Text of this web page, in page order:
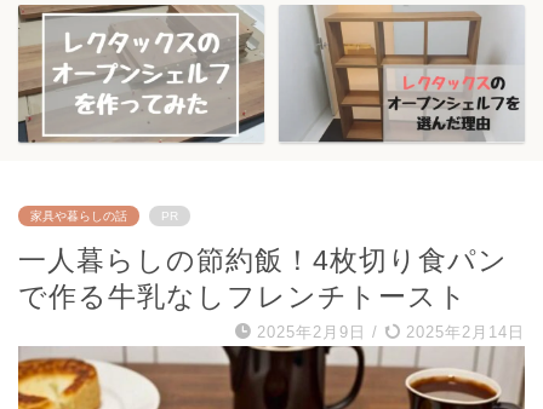
家具や暮らしの話 PR
一人暮らしの節約飯！4枚切り食パン
で作る牛乳なしフレンチトースト
2025年2月9日 / 2025年2月14日